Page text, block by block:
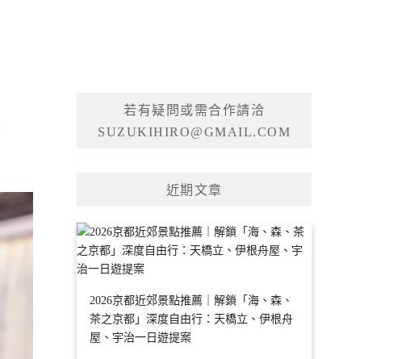
若有疑問或需合作請洽
SUZUKIHIRO@GMAIL.COM
近期文章
2026京都近郊景點推薦｜解鎖「海、森、
茶之京都」深度自由行：天橋立、伊根舟
屋、宇治一日遊提案